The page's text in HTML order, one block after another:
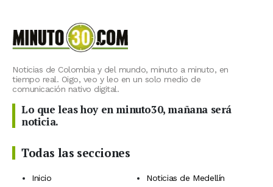
Noticias de Colombia y del mundo, minuto a minuto, en
tiempo real. Oigo, veo y leo en un solo medio de
comunicación nativo digital.
Lo que leas hoy en minuto30, mañana será
noticia.
Todas las secciones
Inicio
Noticias de Medellín